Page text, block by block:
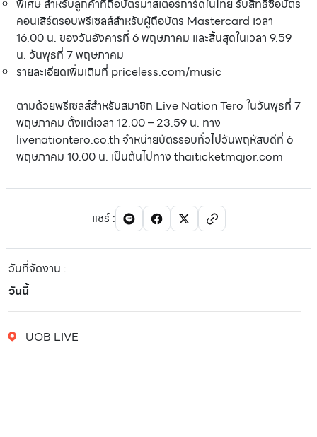
พิเศษ สำหรับลูกค้าที่ถือบัตรมาสเตอร์การ์ดในไทย รับสิทธิ์ซื้อบัตร
คอนเสิร์ตรอบพรีเซลส์สำหรับผู้ถือบัตร Mastercard เวลา
16.00 น. ของวันอังคารที่ 6 พฤษภาคม และสิ้นสุดในเวลา 9.59
น. วันพุธที่ 7 พฤษภาคม
รายละเอียดเพิ่มเติมที่ priceless.com/music
ตามด้วยพรีเซลส์สำหรับสมาชิก Live Nation Tero ในวันพุธที่ 7
พฤษภาคม ตั้งแต่เวลา 12.00 – 23.59 น. ทาง
livenationtero.co.th จำหน่ายบัตรรอบทั่วไปวันพฤหัสบดีที่ 6
พฤษภาคม 10.00 น. เป็นต้นไปทาง thaiticketmajor.com
แชร์:
วันที่จัดงาน :
วันนี้
UOB LIVE